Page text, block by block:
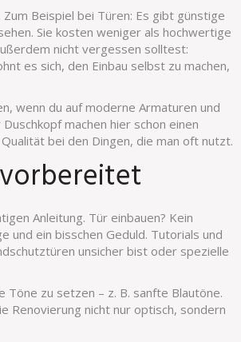
Beispiel bei Türen: Es gibt günstige
Sie kosten weniger als hochwertige
nicht vergessen solltest:
es sich, den Einbau selbst zu machen,
wenn du auf moderne Armaturen und
machen hier schon einen
bei den Dingen, die man oft nutzt.
Anleitung. Tür einbauen? Kein
und ein bisschen Geduld. Tutorials und
unsicher bist oder spezielle
zu setzen – z. B. sanfte Blautöne.
Renovierung nicht nur optisch, sondern